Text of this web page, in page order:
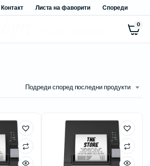
Контакт Листа на фаворити Спореди
0
Подреди според последни продукти